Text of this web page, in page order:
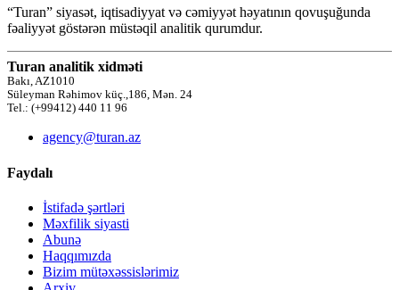
“Turan” siyasət, iqtisadiyyat və cəmiyyət həyatının qovuşuğunda
fəaliyyət göstərən müstəqil analitik qurumdur.
Turan analitik xidməti
Bakı, AZ1010
Süleyman Rəhimov küç.,186, Mən. 24
Tel.: (+99412) 440 11 96
agency@turan.az
Faydalı
İstifadə şərtləri
Məxfilik siyasti
Abunə
Haqqımızda
Bizim mütəxəssislərimiz